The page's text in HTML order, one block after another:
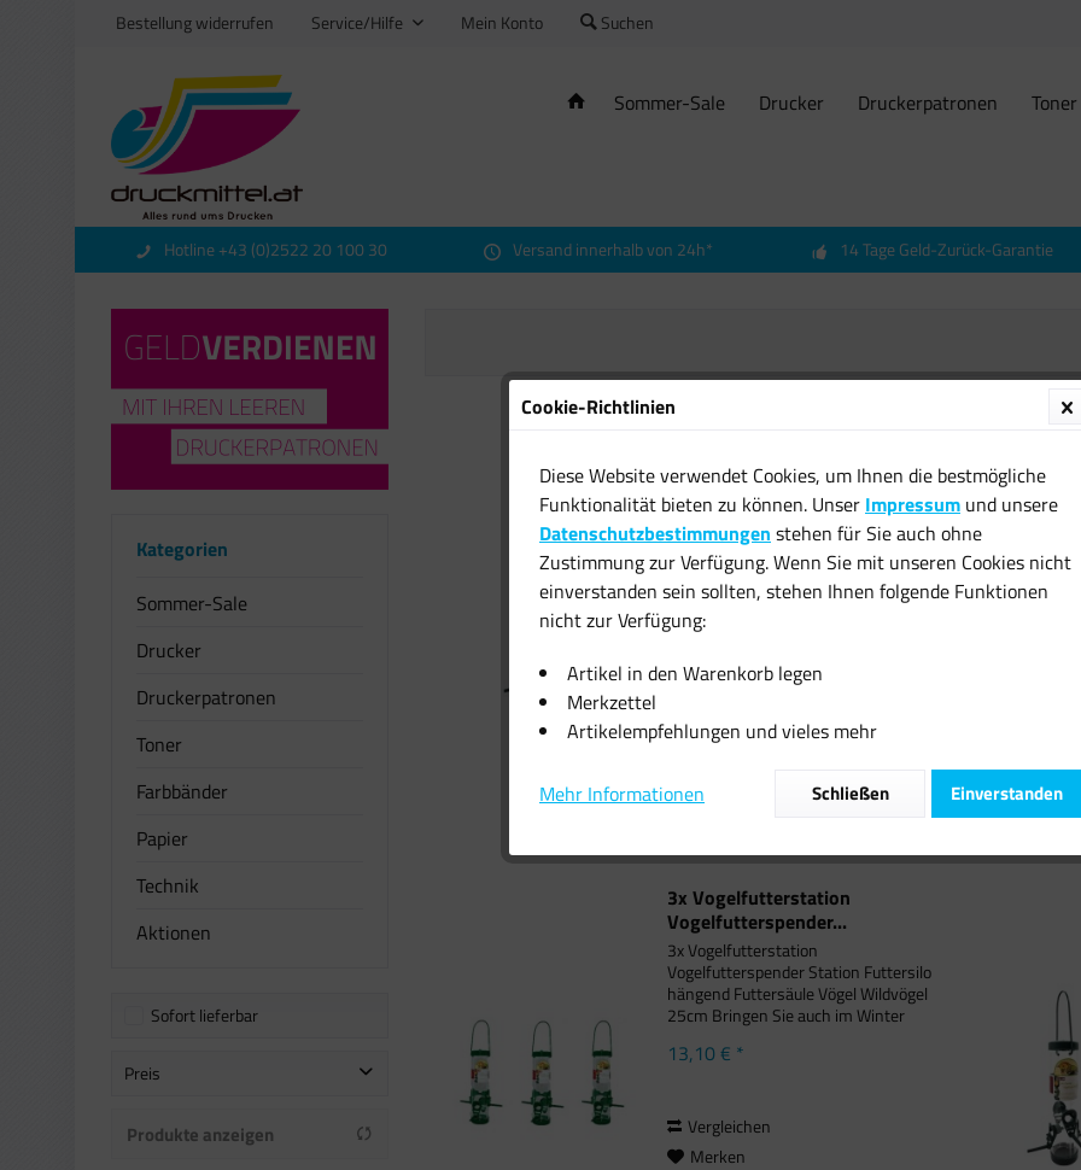
Bestellung widerrufen Service/Hilfe Mein Konto Suchen
Sommer-Sale Drucker Druckerpatronen Toner
Hotline +43 (0)2522 20 100 30 Versand innerhalb von 24h* 14 Tage Geld-Zurück-Garantie
Kategorien
Sommer-Sale
Drucker
Druckerpatronen
Toner
Farbbänder
Papier
Technik
Aktionen
Sofort lieferbar
Preis
bis
Produkte anzeigen
Vogelfutterspender Station...
Vogelfutterstation Vogelfutterspender
Station Futtersilo hängend Futtersäule
Vögel Wildvögel 25cm Bringen Sie
auch im Winter Vögel in Ihren Garten -
mit dieser wetterfesten Futterstelle
können große und kleine Vögel
gemeinsam und vor...
8,06 € *
Vergleichen
3x Vogelfutterstation
Vogelfutterspender...
3x Vogelfutterstation
Vogelfutterspender Station Futtersilo
hängend Futtersäule Vögel Wildvögel
25cm Bringen Sie auch im Winter
wetterfesten Futterstelle können
13,10 € *
Vergleichen
Merken
Cookie-Richtlinien
Diese Website verwendet Cookies, um Ihnen die bestmögliche
Funktionalität bieten zu können. Unser Impressum und unsere
Datenschutzbestimmungen stehen für Sie auch ohne
Zustimmung zur Verfügung. Wenn Sie mit unseren Cookies nicht
einverstanden sein sollten, stehen Ihnen folgende Funktionen
nicht zur Verfügung:
Artikel in den Warenkorb legen
Merkzettel
Artikelempfehlungen und vieles mehr
Mehr Informationen Einverstanden
Schließen